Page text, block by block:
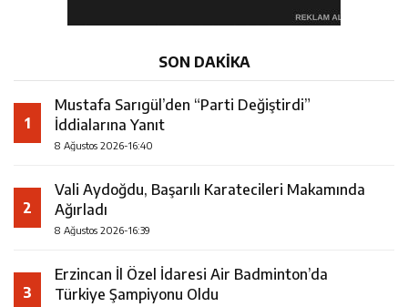
SON DAKİKA
1
Mustafa Sarıgül’den “Parti Değiştirdi”
İddialarına Yanıt
8 Ağustos 2026-16:40
2
Vali Aydoğdu, Başarılı Karatecileri Makamında
Ağırladı
8 Ağustos 2026-16:39
3
Erzincan İl Özel İdaresi Air Badminton’da
Türkiye Şampiyonu Oldu